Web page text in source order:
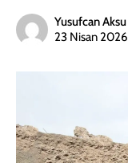
Yusufcan Aksu
23 Nisan 2026